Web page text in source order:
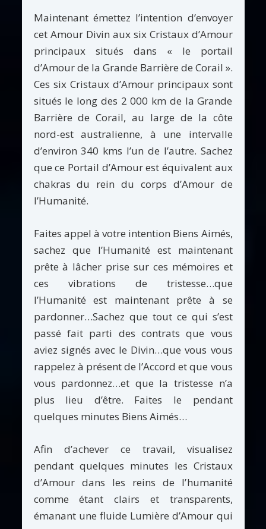
Maintenant émettez l’intention d’envoyer
cet Amour Divin aux six Cristaux d’Amour
principaux situés dans « le portail
d’Amour de la Grande Barrière de Corail ».
Ces six Cristaux d’Amour principaux sont
situés le long des 2 000 km de la Grande
Barrière de Corail, au large de la côte
nord-est australienne, à une intervalle
d’environ 340 kms l’un de l’autre. Sachez
que ce Portail d’Amour est équivalent aux
chakras du rein du corps d’Amour de
l’Humanité.
Faites appel à votre intention Biens Aimés,
sachez que l’Humanité est maintenant
prête à lâcher prise sur ces mémoires et
ces vibrations de tristesse…que
l’Humanité est maintenant prête à se
pardonner…Sachez que tout ce qui s’est
passé fait parti des contrats que vous
aviez signés avec le Divin…que vous vous
rappelez à présent de l’Accord et que vous
vous pardonnez…et que la tristesse n’a
plus lieu d’être. Faites le pendant
quelques minutes Biens Aimés…
Afin d’achever ce travail, visualisez
pendant quelques minutes les Cristaux
d’Amour dans les reins de l’humanité
comme étant clairs et transparents,
émanant une fluide Lumière d’Amour qui